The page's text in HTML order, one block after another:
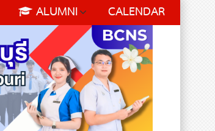
ALUMNI CALENDAR